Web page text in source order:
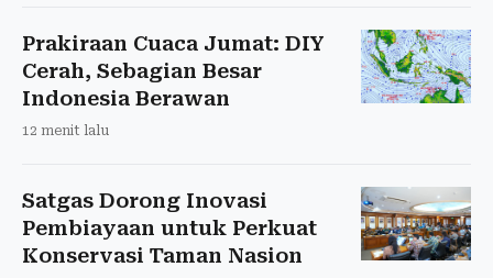
Prakiraan Cuaca Jumat: DIY
Cerah, Sebagian Besar
Indonesia Berawan
12 menit lalu
Satgas Dorong Inovasi
Pembiayaan untuk Perkuat
Konservasi Taman Nasion